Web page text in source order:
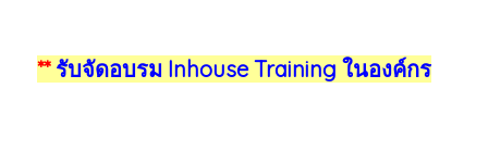
**รับจัดอบรม Inhouse Training ในองค์กร